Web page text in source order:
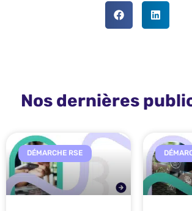
Nos dernières
DÉMARCHE RSE